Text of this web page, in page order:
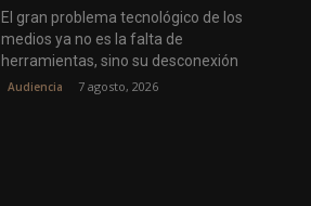
El gran problema tecnológico de los
medios ya no es la falta de
herramientas, sino su desconexión
Audiencia 7 agosto, 2026